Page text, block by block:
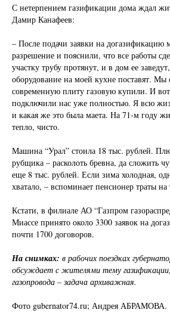
С нетерпением газификации дома ждал
Дамир Канафеев:
– После подачи заявки на догазификацию
разрешение и пояснили, что все работы
участку трубу протянут, и в дом ее
оборудование на моей кухне поставят.
современную плиту газовую купили. И
подключили нас уже полностью. Я всю
и какая же это была маета. На 71-м году
тепло, чисто.
Машина “Урал” стоила 18 тыс. рублей.
рубщика – расколоть бревна, да сложить
еще 8 тыс. рублей. Если зима холодная,
хватало, – вспоминает пенсионер траты на
Кстати, в филиале АО “Газпром
Миассе принято около 3300 заявок на
почти 1700 договоров.
На снимках: в рабочих поездках
обсуждает с жителями тему
газопровода – задача архиважная.
Фото gubernator74.ru; Андрея АБРАМОВА.